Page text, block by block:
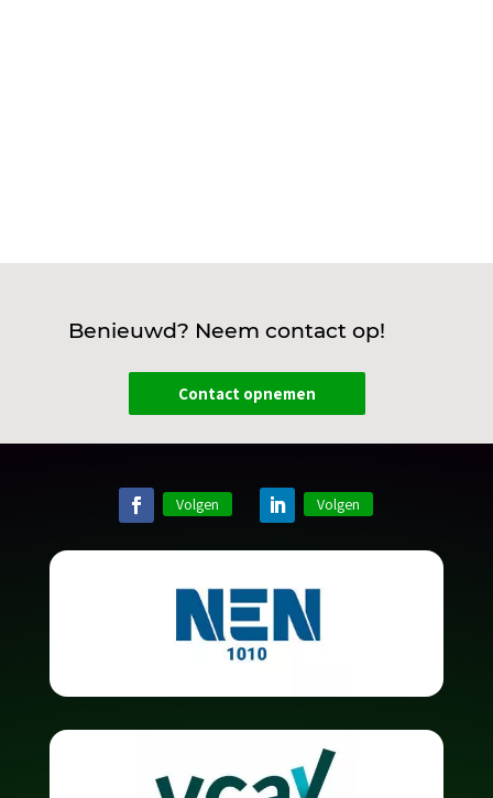
Benieuwd? Neem contact op!
Contact opnemen
Volgen Volgen